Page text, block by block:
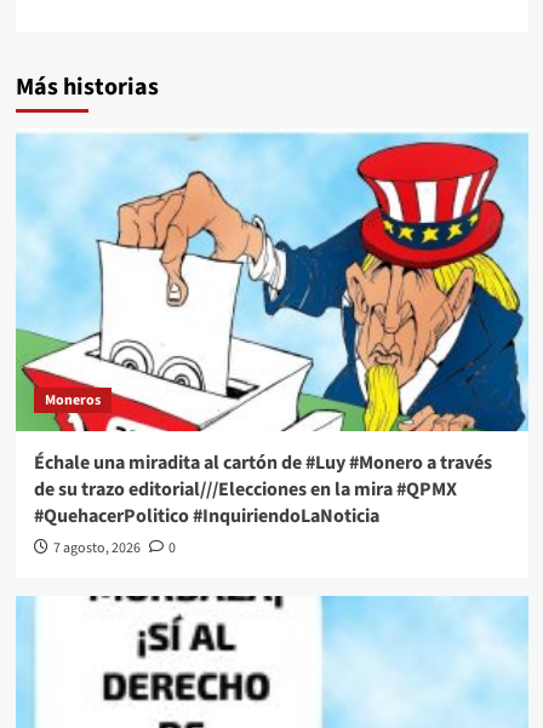
Más historias
Moneros
Échale una miradita al cartón de #Luy #Monero a través
de su trazo editorial///Elecciones en la mira #QPMX
#QuehacerPolitico #InquiriendoLaNoticia
7 agosto, 2026 0